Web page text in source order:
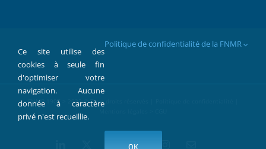
FNMR 1907 > 2022 © Tous droits réservés |
Facebook
Ce site utilise des
cookies à seule fin
d'optimiser votre
navigation. Aucune
donnée à caractère
privé n'est recueillie.
Politique de confidentialité de la FNMR
OK